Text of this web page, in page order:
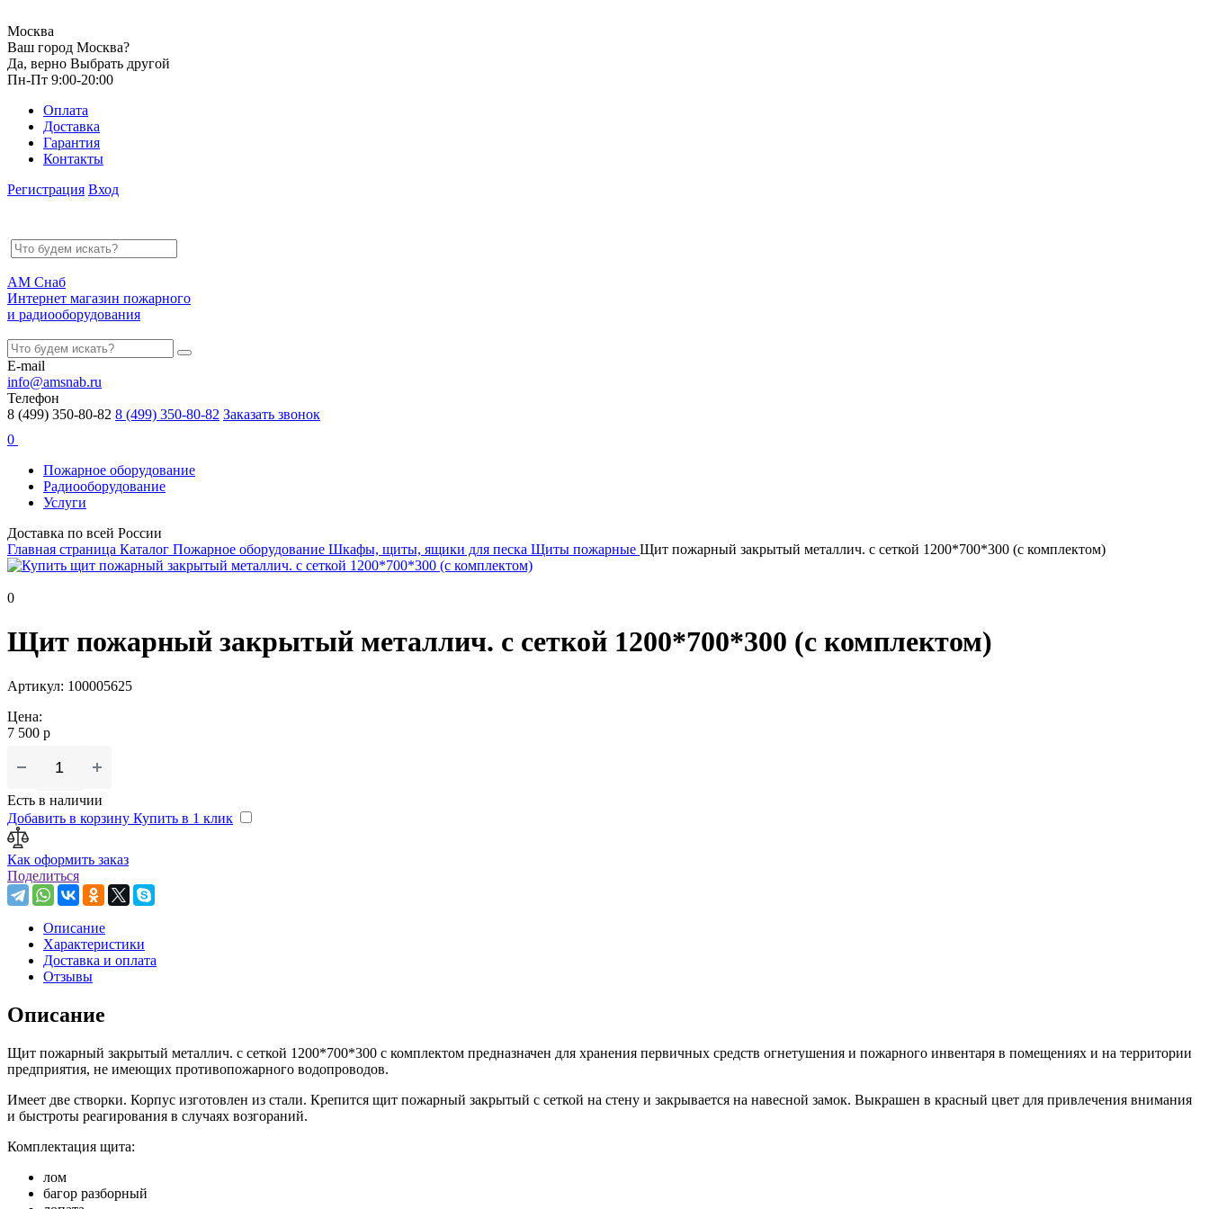
Москва
Ваш город Москва?
Да, верно Выбрать другой
Пн-Пт 9:00-20:00
Оплата
Доставка
Гарантия
Контакты
Регистрация Вход
АМ Снаб
Интернет магазин пожарного
и радиооборудования
E-mail
info@amsnab.ru
Телефон
8 (499) 350-80-82 8 (499) 350-80-82 Заказать звонок
0
Пожарное оборудование
Радиооборудование
Услуги
Доставка по всей России
Главная страница Каталог Пожарное оборудование Шкафы, щиты, ящики для песка Щиты пожарные Щит пожарный закрытый металлич. с сеткой 1200*700*300 (с комплектом)
0
Щит пожарный закрытый металлич. с сеткой 1200*700*300 (с комплектом)
Артикул: 100005625
Цена:
7 500 р
Есть в наличии
Добавить в корзину Купить в 1 клик
Как оформить заказ
Поделиться
Описание
Характеристики
Доставка и оплата
Отзывы
Описание
Щит пожарный закрытый металлич. с сеткой 1200*700*300 с комплектом предназначен для хранения первичных средств огнетушения и пожарного инвентаря в помещениях и на территории
предприятия, не имеющих противопожарного водопроводов.
Имеет две створки. Корпус изготовлен из стали. Крепится щит пожарный закрытый с сеткой на стену и закрывается на навесной замок. Выкрашен в красный цвет для привлечения внимания
и быстроты реагирования в случаях возгораний.
Комплектация щита:
лом
багор разборный